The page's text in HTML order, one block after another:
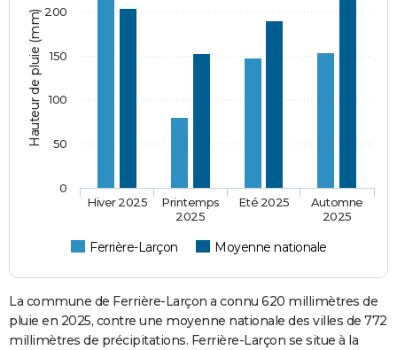
Hauteur de pluie (mm)
Ferrière-Larçon Moyenne nationale
Hiver 2025
Printemps
2025
Eté 2025
Automne
2025
0
50
100
150
200
La commune de Ferrière-Larçon a connu 620 millimètres de
pluie en 2025, contre une moyenne nationale des villes de 772
millimètres de précipitations. Ferrière-Larçon se situe à la